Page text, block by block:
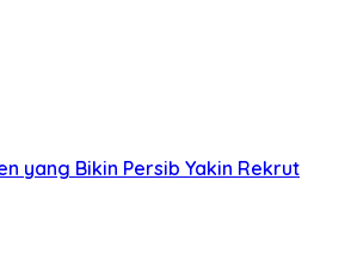
yang Bikin Persib Yakin Rekrut